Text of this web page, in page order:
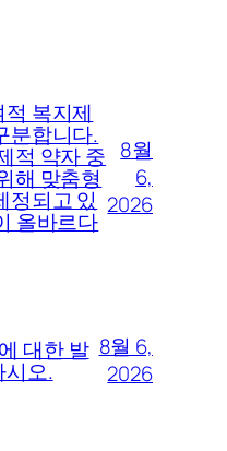
복지제
분합니다.
적 약자 중
해 맞춤형
정되고 있
올바르다
8월
6,
2026
대한 발
시오.
8월 6,
2026